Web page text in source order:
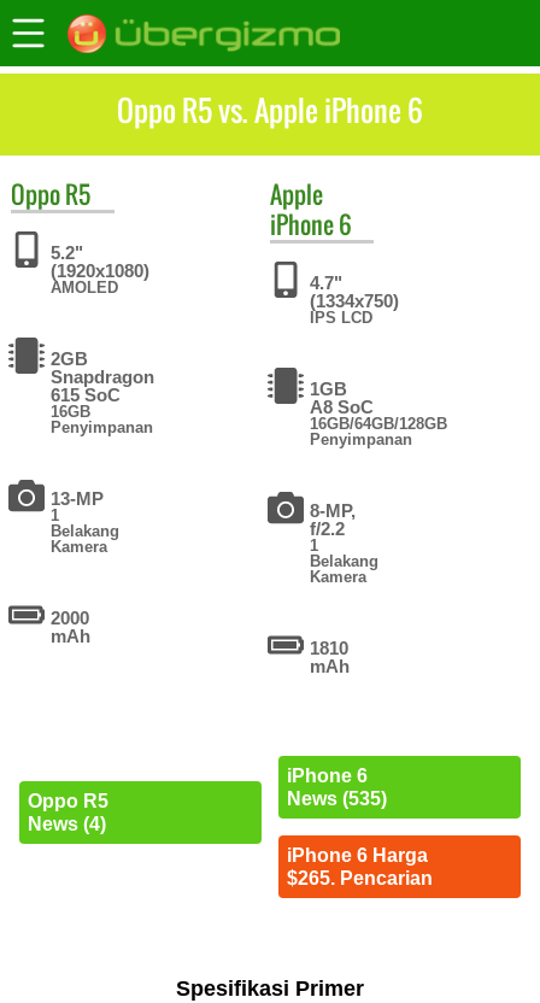
Oppo R5 vs. Apple iPhone 6
OppoR5
5.2"
(1920x1080)
AMOLED
2GB
Snapdragon
615 SoC
16GB
Penyimpanan
13-MP
1
Belakang
Kamera
2000
mAh
Oppo R5
News (4)
Apple
iPhone 6
4.7"
(1334x750)
IPS LCD
1GB
A8 SoC
16GB/64GB/128GB
Penyimpanan
8-MP,
f/2.2
1
Belakang
Kamera
1810
mAh
iPhone 6
News (535)
iPhone 6 Harga
$265. Pencarian
Spesifikasi Primer